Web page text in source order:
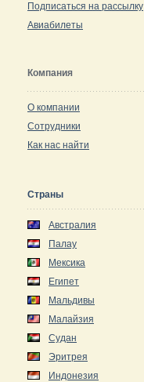
Подписаться на рассылку
Авиабилеты
Компания
О компании
Сотрудники
Как нас найти
Страны
Австралия
Палау
Мексика
Египет
Мальдивы
Малайзия
Судан
Эритрея
Индонезия